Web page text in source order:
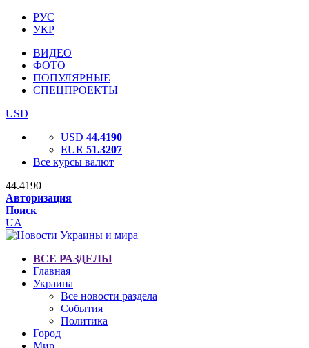
РУС
УКР
ВИДЕО
ФОТО
ПОПУЛЯРНЫЕ
СПЕЦПРОЕКТЫ
USD
USD 44.4190
EUR 51.3207
Все курсы валют
44.4190
Авторизация
Поиск
UA
ВСЕ РАЗДЕЛЫ
Главная
Украина
Все новости раздела
События
Политика
Город
Мир